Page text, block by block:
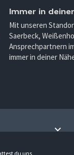
du uns,
Immer in
Mit unseren
Saerbeck,
Ansprechpartnern
immer in deiner